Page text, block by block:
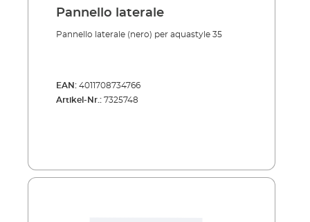
Pannello laterale
Pannello laterale (nero) per aquastyle 35
EAN: 4011708734766
Artikel-Nr.: 7325748